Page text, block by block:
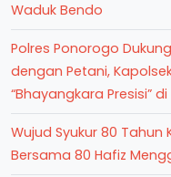
Waduk Bendo
Polres Ponorogo
dengan Petani,
“Bhayangkara Presisi”
Wujud Syukur 80 Tahun
Bersama 80 Hafiz